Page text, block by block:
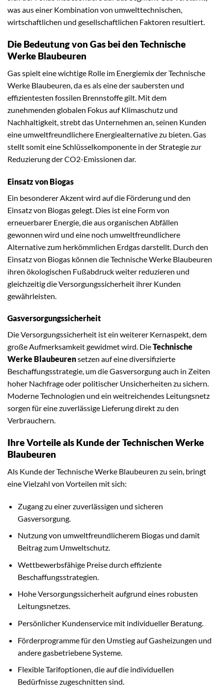
was aus einer Kombination von umwelttechnischen,
wirtschaftlichen und gesellschaftlichen Faktoren resultiert.
Die Bedeutung von Gas bei den Technische
Werke Blaubeuren
Gas spielt eine wichtige Rolle im Energiemix der Technische
Werke Blaubeuren, da es als eine der saubersten und
effizientesten fossilen Brennstoffe gilt. Mit dem
zunehmenden globalen Fokus auf Klimaschutz und
Nachhaltigkeit, strebt das Unternehmen an, seinen Kunden
eine umweltfreundlichere Energiealternative zu bieten. Gas
stellt somit eine Schlüsselkomponente in der Strategie zur
Reduzierung der CO2-Emissionen dar.
Einsatz von Biogas
Ein besonderer Akzent wird auf die Förderung und den
Einsatz von Biogas gelegt. Dies ist eine Form von
erneuerbarer Energie, die aus organischen Abfällen
gewonnen wird und eine noch umweltfreundlichere
Alternative zum herkömmlichen Erdgas darstellt. Durch den
Einsatz von Biogas können die Technische Werke Blaubeuren
ihren ökologischen Fußabdruck weiter reduzieren und
gleichzeitig die Versorgungssicherheit ihrer Kunden
gewährleisten.
Gasversorgungssicherheit
Die Versorgungssicherheit ist ein weiterer Kernaspekt, dem
große Aufmerksamkeit gewidmet wird. DieTechnische
Werke Blaubeurensetzen auf eine diversifizierte
Beschaffungsstrategie, um die Gasversorgung auch in Zeiten
hoher Nachfrage oder politischer Unsicherheiten zu sichern.
Moderne Technologien und ein weitreichendes Leitungsnetz
sorgen für eine zuverlässige Lieferung direkt zu den
Verbrauchern.
Ihre Vorteile als Kunde der Technischen Werke
Blaubeuren
Als Kunde der Technische Werke Blaubeuren zu sein, bringt
eine Vielzahl von Vorteilen mit sich:
Zugang zu einer zuverlässigen und sicheren
Gasversorgung.
Nutzung von umweltfreundlicherem Biogas und damit
Beitrag zum Umweltschutz.
Wettbewerbsfähige Preise durch effiziente
Beschaffungsstrategien.
Hohe Versorgungssicherheit aufgrund eines robusten
Leitungsnetzes.
Persönlicher Kundenservice mit individueller Beratung.
Förderprogramme für den Umstieg auf Gasheizungen und
andere gasbetriebene Systeme.
Flexible Tarifoptionen, die auf die individuellen
Bedürfnisse zugeschnitten sind.